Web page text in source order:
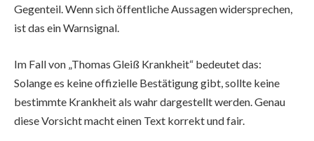
Gegenteil. Wenn sich öffentliche Aussagen widersprechen,
ist das ein Warnsignal.
Im Fall von „Thomas Gleiß Krankheit“ bedeutet das:
Solange es keine offizielle Bestätigung gibt, sollte keine
bestimmte Krankheit als wahr dargestellt werden. Genau
diese Vorsicht macht einen Text korrekt und fair.